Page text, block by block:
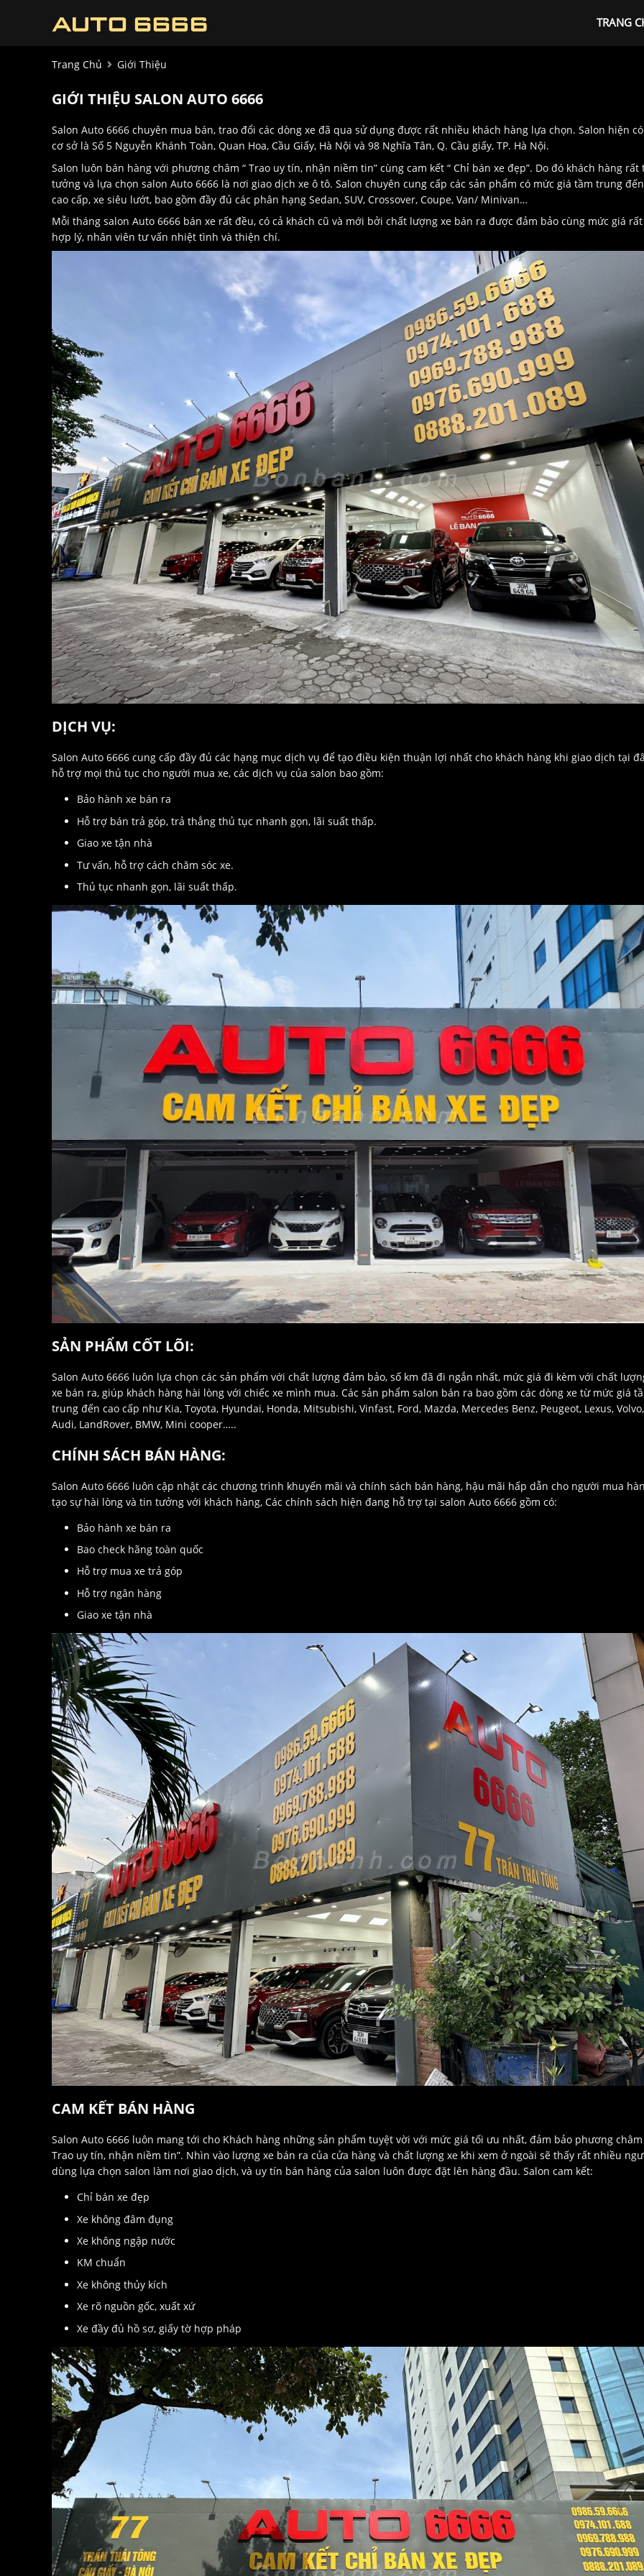
TRANG
Trang Chủ Giới Thiệu
GIỚI THIỆU SALON AUTO 6666
Salon Auto 6666 chuyên mua bán, trao đổi các dòng xe đã qua sử dụng được rất nhiều khách hàng lựa chọn. Salon hiện
cơ sở là Số 5 Nguyễn Khánh Toàn, Quan Hoa, Cầu Giấy, Hà Nội và 98 Nghĩa Tân, Q. Cầu giấy, TP. Hà Nội.
Salon luôn bán hàng với phương châm “ Trao uy tín, nhận niềm tin” cùng cam kết “ Chỉ bán xe đẹp”. Do đó khách hàng rất
tưởng và lựa chọn salon Auto 6666 là nơi giao dịch xe ô tô. Salon chuyên cung cấp các sản phẩm có mức giá tầm trung đến
cao cấp, xe siêu lướt, bao gồm đầy đủ các phân hạng Sedan, SUV, Crossover, Coupe, Van/ Minivan…
Mỗi tháng salon Auto 6666 bán xe rất đều, có cả khách cũ và mới bởi chất lượng xe bán ra được đảm bảo cùng mức giá rất
hợp lý, nhân viên tư vấn nhiệt tình và thiện chí.
DỊCH VỤ:
Salon Auto 6666 cung cấp đầy đủ các hạng mục dịch vụ để tạo điều kiện thuận lợi nhất cho khách hàng khi giao dịch tại
hỗ trợ mọi thủ tục cho người mua xe, các dịch vụ của salon bao gồm:
Bảo hành xe bán ra
Hỗ trợ bán trả góp, trả thẳng thủ tục nhanh gọn, lãi suất thấp.
Giao xe tận nhà
Tư vấn, hỗ trợ cách chăm sóc xe.
Thủ tục nhanh gọn, lãi suất thấp.
SẢN PHẨM CỐT LÕI:
Salon Auto 6666 luôn lựa chọn các sản phẩm với chất lượng đảm bảo, số km đã đi ngắn nhất, mức giá đi kèm với chất
xe bán ra, giúp khách hàng hài lòng với chiếc xe mình mua. Các sản phẩm salon bán ra bao gồm các dòng xe từ mức giá
trung đến cao cấp như Kia, Toyota, Hyundai, Honda, Mitsubishi, Vinfast, Ford, Mazda, Mercedes Benz, Peugeot, Lexus, Volvo,
Audi, LandRover, BMW, Mini cooper…..
CHÍNH SÁCH BÁN HÀNG:
Salon Auto 6666 luôn cập nhật các chương trình khuyến mãi và chính sách bán hàng, hậu mãi hấp dẫn cho người mua
tạo sự hài lòng và tin tưởng với khách hàng, Các chính sách hiện đang hỗ trợ tại salon Auto 6666 gồm có:
Bảo hành xe bán ra
Bao check hãng toàn quốc
Hỗ trợ mua xe trả góp
Hỗ trợ ngân hàng
Giao xe tận nhà
CAM KẾT BÁN HÀNG
Salon Auto 6666 luôn mang tới cho Khách hàng những sản phẩm tuyệt vời với mức giá tối ưu nhất, đảm bảo phương châm
Trao uy tín, nhận niềm tin”. Nhìn vào lượng xe bán ra của cửa hàng và chất lượng xe khi xem ở ngoài sẽ thấy rất nhiều
dùng lựa chọn salon làm nơi giao dịch, và uy tín bán hàng của salon luôn được đặt lên hàng đầu. Salon cam kết:
Chỉ bán xe đẹp
Xe không đâm đụng
Xe không ngập nước
KM chuẩn
Xe không thủy kích
Xe rõ nguồn gốc, xuất xứ
Xe đầy đủ hồ sơ, giấy tờ hợp pháp